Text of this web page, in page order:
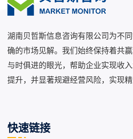
湖南贝哲斯信息咨询有限公司为不
确的市场见解。我们始终保持着共
与时俱进的眼光，帮助企业实现收
提升，并显著规避经营风险，实现精
快速链接